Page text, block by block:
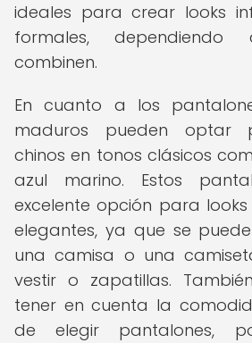
ideales para crear looks
formales,
combinen.
En cuanto a los
maduros pueden optar
chinos en tonos clásicos
azul marino. Estos
excelente opción para
elegantes, ya que se
una camisa o una
vestir o zapatillas.
tener en cuenta la
de elegir pantalones,